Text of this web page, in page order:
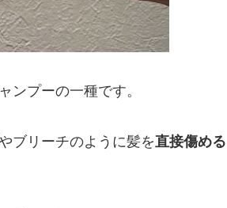
ンプーの一種です。
ブリーチのように髪を直接傷める